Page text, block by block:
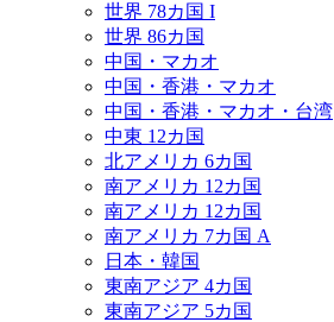
世界 78カ国 I
世界 86カ国
中国・マカオ
中国・香港・マカオ
中国・香港・マカオ・台湾
中東 12カ国
北アメリカ 6カ国
南アメリカ 12カ国
南アメリカ 12カ国
南アメリカ 7カ国 A
日本・韓国
東南アジア 4カ国
東南アジア 5カ国